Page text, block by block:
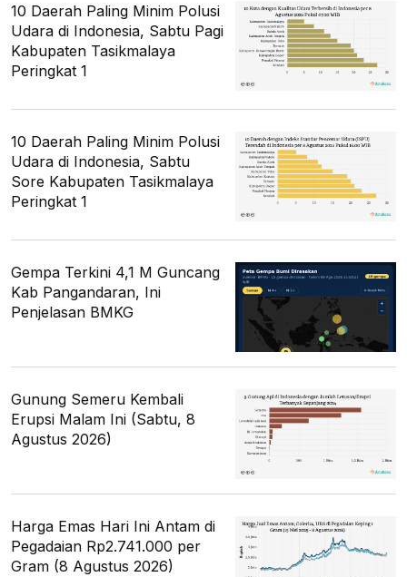
10 Daerah Paling Minim Polusi
Udara di Indonesia, Sabtu Pagi
Kabupaten Tasikmalaya
Peringkat 1
10 Daerah Paling Minim Polusi
Udara di Indonesia, Sabtu
Sore Kabupaten Tasikmalaya
Peringkat 1
Gempa Terkini 4,1 M Guncang
Kab Pangandaran, Ini
Penjelasan BMKG
Gunung Semeru Kembali
Erupsi Malam Ini (Sabtu, 8
Agustus 2026)
Harga Emas Hari Ini Antam di
Pegadaian Rp2.741.000 per
Gram (8 Agustus 2026)